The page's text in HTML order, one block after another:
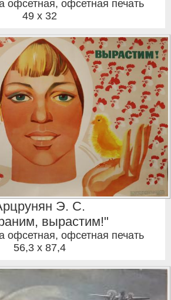
офсетная, офсетная печать
49 x 32
Э. С.
вырастим!"
офсетная, офсетная печать
56,3 x 87,4